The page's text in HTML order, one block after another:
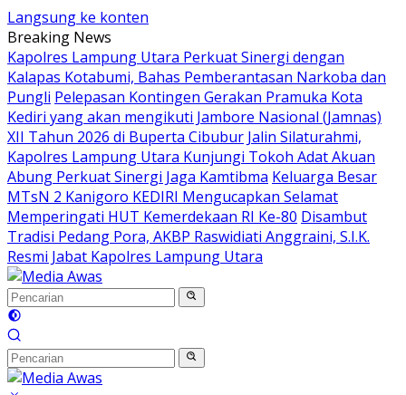
Langsung ke konten
Breaking News
Kapolres Lampung Utara Perkuat Sinergi dengan
Kalapas Kotabumi, Bahas Pemberantasan Narkoba dan
Pungli Pelepasan Kontingen Gerakan Pramuka Kota
Kediri yang akan mengikuti Jambore Nasional (Jamnas)
XII Tahun 2026 di Buperta Cibubur Jalin Silaturahmi,
Kapolres Lampung Utara Kunjungi Tokoh Adat Akuan
Abung Perkuat Sinergi Jaga Kamtibma Keluarga Besar
MTsN 2 Kanigoro KEDIRI Mengucapkan Selamat
Memperingati HUT Kemerdekaan RI Ke-80 Disambut
Tradisi Pedang Pora, AKBP Raswidiati Anggraini, S.I.K.
Resmi Jabat Kapolres Lampung Utara